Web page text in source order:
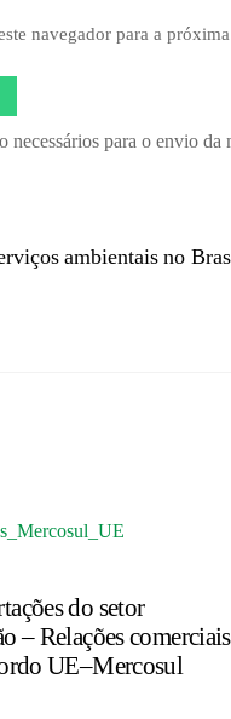
navegador para a
necessários para o envio
ambientais no
do setor
– Relações comerciais
UE–Mercosul